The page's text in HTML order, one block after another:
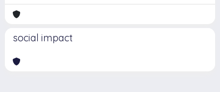
social impact